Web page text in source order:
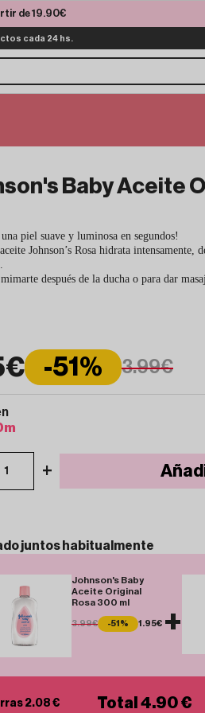
de 19.90€
cada 24 hs.
Baby Aceite
una piel suave y luminosa en segundos!
Johnson’s Rosa hidrata intensamente,
después de la ducha o para dar
-51% 3.99€
m
1 +
juntos habitualmente
Johnson's Baby
Aceite Original
Rosa 300 ml
3.99€ -51% 1.95€ +
2.08 € Total 4.90 €